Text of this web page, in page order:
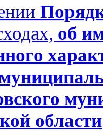
об
области